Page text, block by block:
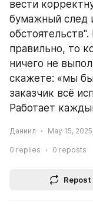
вести
бумажный след
правильно, то
ничего не
скажете: «мы
заказчик всё
Работает
Даниил May 15,
0 replies 0 reposts
Repost